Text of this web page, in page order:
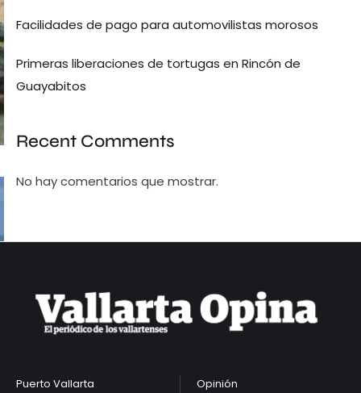
Facilidades de pago para automovilistas morosos
Primeras liberaciones de tortugas en Rincón de
Guayabitos
Recent Comments
No hay comentarios que mostrar.
Puerto Vallarta
Opinión